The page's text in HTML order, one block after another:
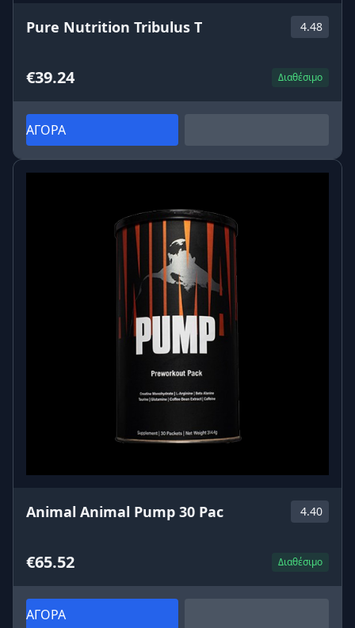
Pure Nutrition Tribulus T 4.48
€39.24 Διαθέσιμο
ΑΓΟΡΑ
Animal Animal Pump 30 Pac 4.40
€65.52 Διαθέσιμο
ΑΓΟΡΑ